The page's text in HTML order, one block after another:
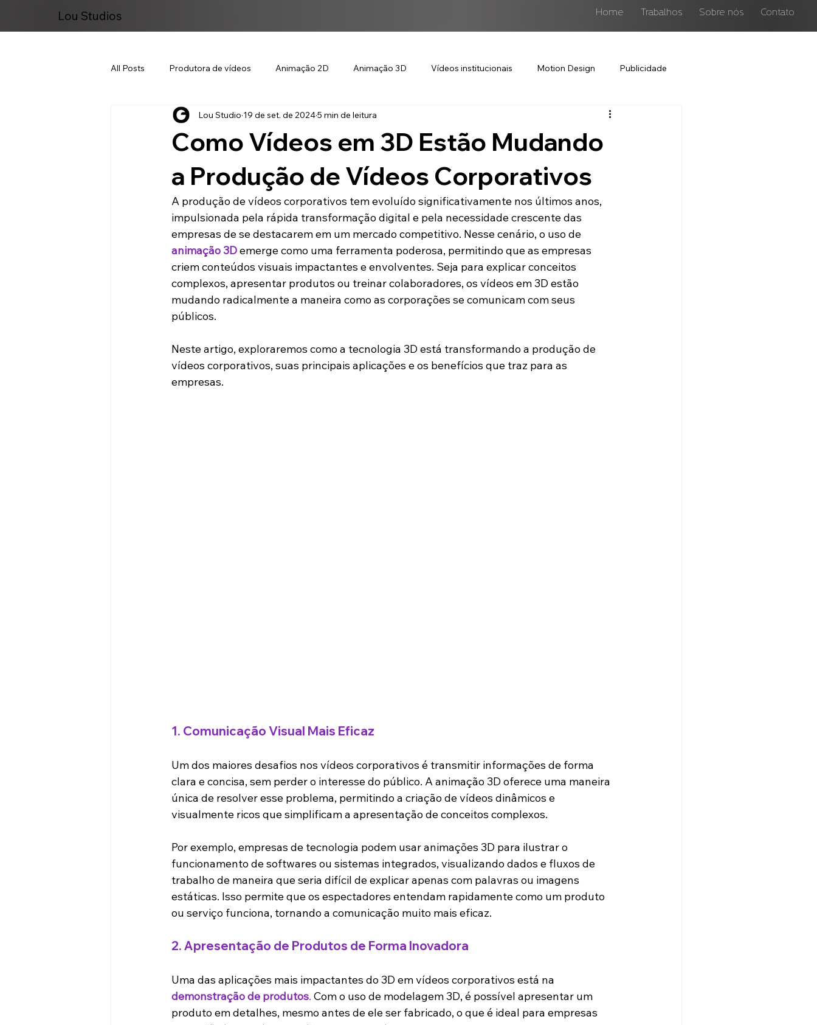
Lou Studios Home Trabalhos Sobre nós Contato
All Posts Produtora de vídeos Animação 2D Animação 3D Vídeos institucionais Motion Design Publicidade
Marketing Digital
Como Vídeos em 3D Estão Mudando
a Produção de Vídeos Corporativos
Lou Studio 19 de set. de 20245 min de leitura
A produção de vídeos corporativos tem evoluído significativamente nos últimos anos,
impulsionada pela rápida transformação digital e pela necessidade crescente das
empresas de se destacarem em um mercado competitivo. Nesse cenário, o uso de
animação 3D emerge como uma ferramenta poderosa, permitindo que as empresas
criem conteúdos visuais impactantes e envolventes. Seja para explicar conceitos
complexos, apresentar produtos ou treinar colaboradores, os vídeos em 3D estão
mudando radicalmente a maneira como as corporações se comunicam com seus
públicos.
Neste artigo, exploraremos como a tecnologia 3D está transformando a produção de
vídeos corporativos, suas principais aplicações e os benefícios que traz para as
empresas.
1. Comunicação Visual Mais Eficaz
Um dos maiores desafios nos vídeos corporativos é transmitir informações de forma
clara e concisa, sem perder o interesse do público. A animação 3D oferece uma maneira
única de resolver esse problema, permitindo a criação de vídeos dinâmicos e
visualmente ricos que simplificam a apresentação de conceitos complexos.
Por exemplo, empresas de tecnologia podem usar animações 3D para ilustrar o
funcionamento de softwares ou sistemas integrados, visualizando dados e fluxos de
trabalho de maneira que seria difícil de explicar apenas com palavras ou imagens
estáticas. Isso permite que os espectadores entendam rapidamente como um produto
ou serviço funciona, tornando a comunicação muito mais eficaz.
2. Apresentação de Produtos de Forma Inovadora
Uma das aplicações mais impactantes do 3D em vídeos corporativos está na
demonstração de produtos. Com o uso de modelagem 3D, é possível apresentar um
produto em detalhes, mesmo antes de ele ser fabricado, o que é ideal para empresas